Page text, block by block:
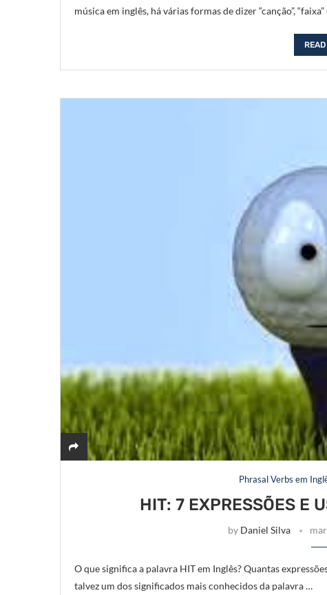
música em inglês, há várias formas de dizer “canção”, “faixa”
Phrasal Verbs em
HIT: 7 EXPRESSÕES E
by Daniel Silva
O que significa a palavra HIT em Inglês? Quantas
talvez um dos significados mais conhecidos da palavra …